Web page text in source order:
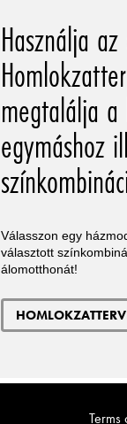
Használja
megtalálja
egymáshoz
Válasszon egy
választott
álomotthonát!
Terms